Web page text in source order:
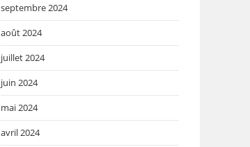
septembre 2024
août 2024
juillet 2024
juin 2024
mai 2024
avril 2024